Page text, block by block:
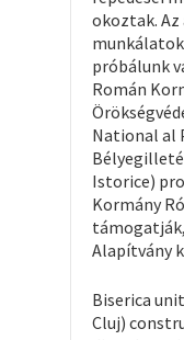
okoztak.
próbálunk
Román
National al
Istorice)
Kormány
Alapítvány
Biserica
Cluj)